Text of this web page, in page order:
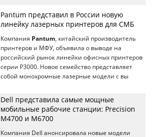
Pantum представил в России новую
линейку лазерных принтеров для СМБ
Компания Pantum , китайский производитель
принтеров и МФУ, объявила о выводе на
российский рынок линейки офисных принтеров
серии P3000. Новое семейство представляет
собой монохромные лазерные модели с вы
Dell представила самые мощные
мобильные рабочие станции: Precision
M4700 и M6700
Компания Dell анонсировала новые модели